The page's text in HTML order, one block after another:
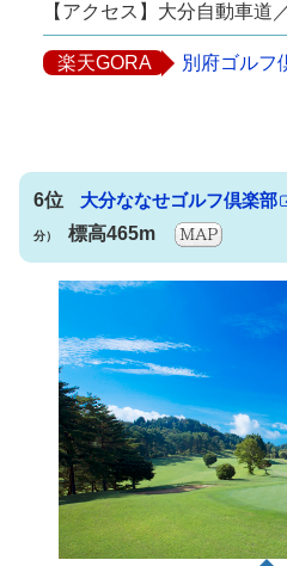
【アクセス】大分自動車道
楽天GORA 別府ゴルフ
6位 大分ななせゴルフ倶楽部
分） 標高465m